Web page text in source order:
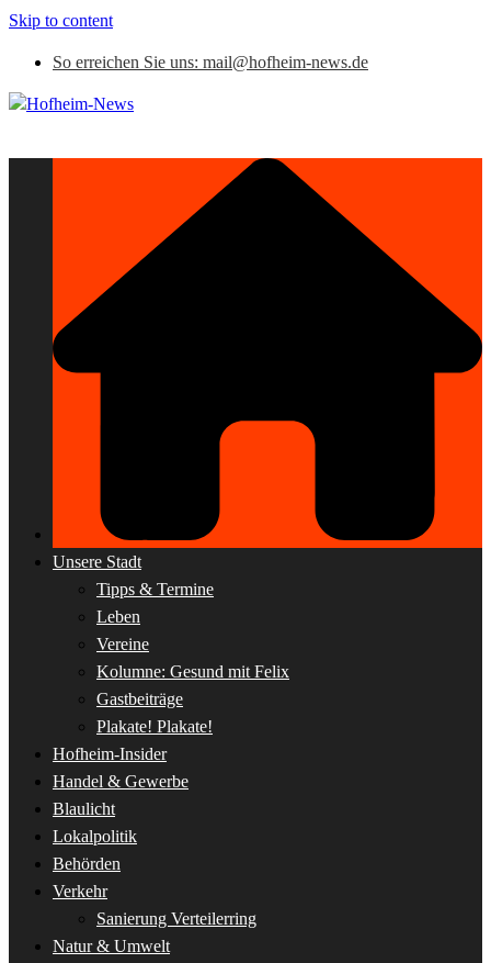
Skip to content
So erreichen Sie uns: mail@hofheim-news.de
Unsere Stadt
Tipps & Termine
Leben
Vereine
Kolumne: Gesund mit Felix
Gastbeiträge
Plakate! Plakate!
Hofheim-Insider
Handel & Gewerbe
Blaulicht
Lokalpolitik
Behörden
Verkehr
Sanierung Verteilerring
Natur & Umwelt